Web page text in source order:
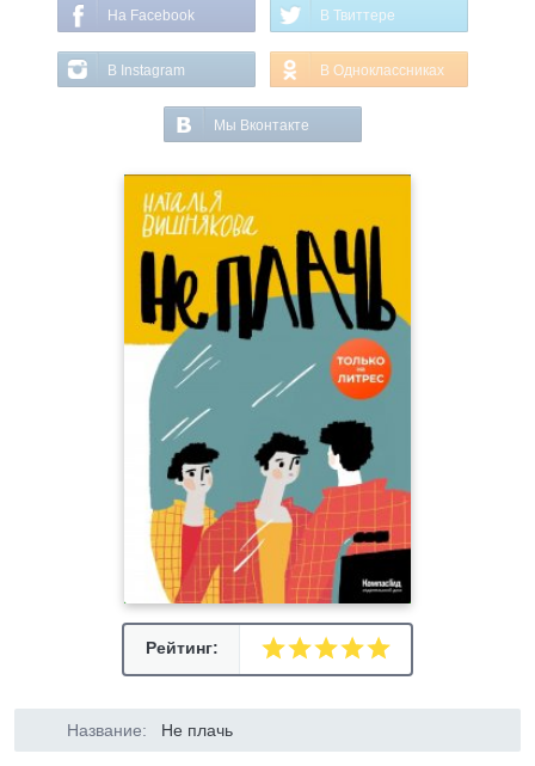
На Facebook В Твиттере
В Instagram В Одноклассниках
Мы Вконтакте
Рейтинг:
Название: Не плачь